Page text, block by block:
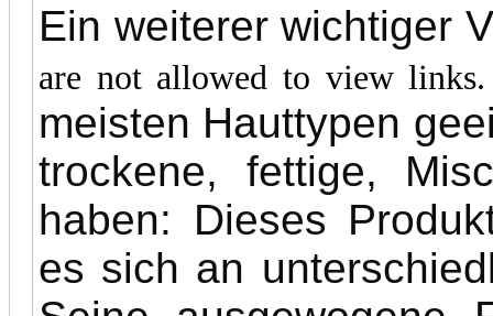
Ein weiterer wichtiger
are not allowed to view
meisten Hauttypen
trockene, fettige,
haben: Dieses
es sich an